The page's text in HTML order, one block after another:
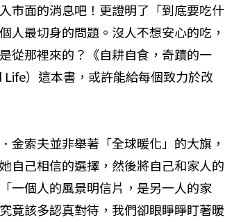
市面的消息吧！更證明了「到底要吃什
人最切身的問題。沒人不想安心的吃，
從那裡來的？《自耕自食，奇蹟的一
）這本書，或許能給每個致力於改
金索夫並非舉著「全球暖化」的大旗，
自己相信的選擇，然後將自己和家人的
一個人的風景明信片，是另一人的家
竟該多認真對待，我們卻眼睜睜盯著暖